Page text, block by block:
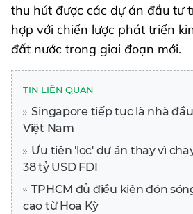
thu hút được các dự án đầu tư
hợp với chiến lược phát triển
đất nước trong giai đoạn mới.
TIN LIÊN QUAN
Singapore tiếp tục là nhà đầu
Việt Nam
Ưu tiên 'lọc' dự án thay vì
38 tỷ USD FDI
TPHCM đủ điều kiện đón
cao từ Hoa Kỳ